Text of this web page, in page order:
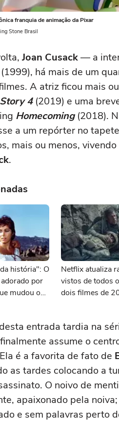
franquia de animação da Pixar
Stone Brasil
Joan Cusack— a
há mais de um
A atriz ficou mais
4(2019) e uma
Homecoming(2018).
a um repórter no
mais ou menos,
.
história": O
por
mudou o
Netflix atualiza
vistos de todos
dois filmes de
entrada tardia na
assume o
é a favorita de fato de
as tardes colocando a
O noivo de
apaixonado pela
e sem palavras perto